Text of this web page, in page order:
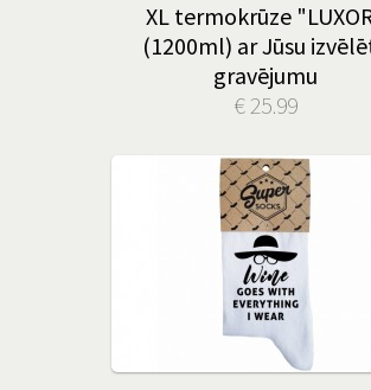
XL termokrūze
(1200ml) ar Jūsu
gravējumu
€ 25.99